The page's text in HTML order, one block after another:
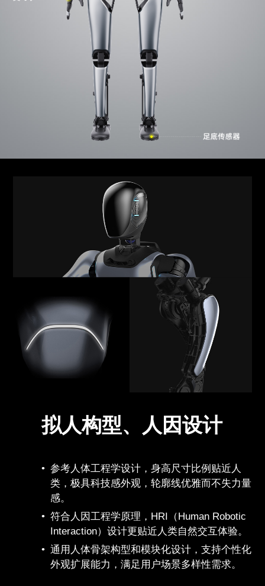
拟人构型、人因设计
参考人体工程学设计，身高尺寸比例贴近人
类，极具科技感外观，轮廓线优雅而不失力量
感。
符合人因工程学原理，HRI（Human Robotic
Interaction）设计更贴近人类自然交互体验。
通用人体骨架构型和模块化设计，支持个性化
外观扩展能力，满足用户场景多样性需求。